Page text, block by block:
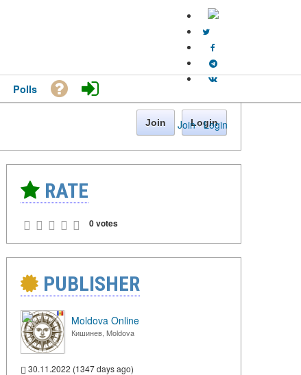
Join · Login
Polls
Join Login
RATE
0 votes
PUBLISHER
Moldova Online
Кишинев, Moldova
30.11.2022 (1347 days ago)